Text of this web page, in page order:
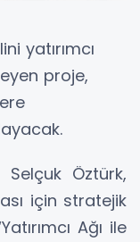
yatırımcı
proje,
Selçuk Öztürk,
için stratejik
Ağı ile